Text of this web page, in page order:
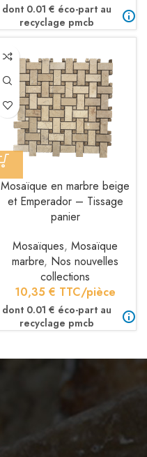
dont 0.01 € éco-part au
recyclage pmcb
Mosaïque en marbre beige
et Emperador – Tissage
panier
Mosaïques,Mosaïque
marbre, Nos nouvelles
collections
10,35€ TTC/pièce
dont 0.01 € éco-part au
recyclage pmcb